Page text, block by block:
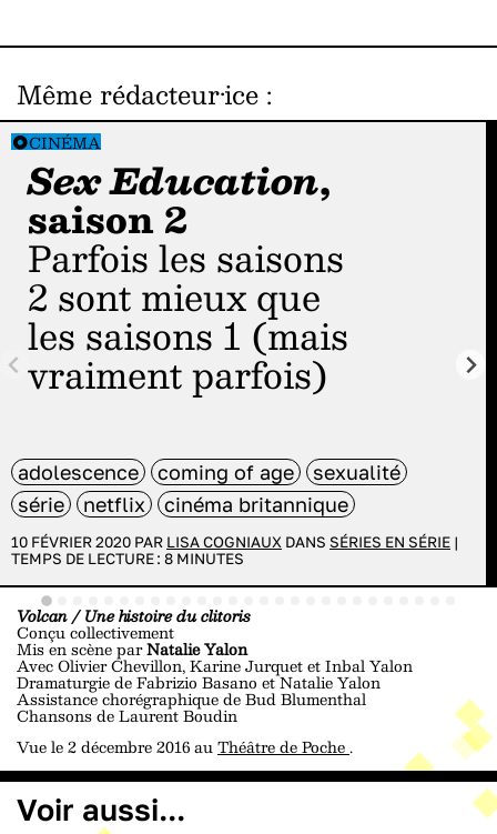
Même rédacteur·ice :
CINÉMA
Sex Education,
saison 2
Parfois les saisons
2 sont mieux que
les saisons 1 (mais
vraiment parfois)
adolescence coming of age
sexualité
série
netflix cinéma britannique
10 FÉVRIER 2020 PAR LISA COGNIAUX DANS SÉRIES EN SÉRIE |
TEMPS DE LECTURE : 8 MINUTES
Volcan / Une histoire du clitoris
Conçu collectivement
Mis en scène parNatalie Yalon
Avec Olivier Chevillon, Karine Jurquet et Inbal Yalon
Dramaturgie de Fabrizio Basano et Natalie Yalon
Assistance chorégraphique de Bud Blumenthal
Chansons de Laurent Boudin
Vue le 2 décembre 2016 auThéâtre de Poche.
Voir aussi...